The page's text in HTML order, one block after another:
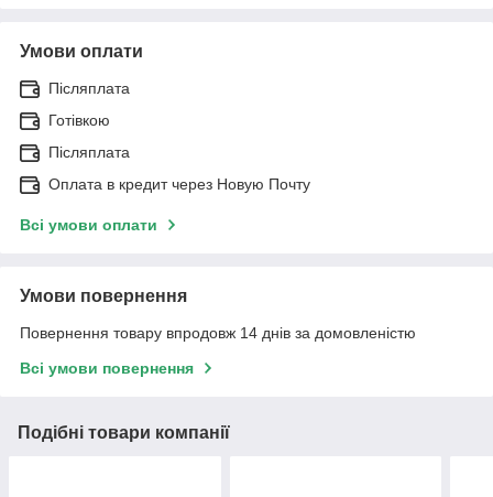
Умови оплати
Післяплата
Готівкою
Післяплата
Оплата в кредит через Новую Почту
Всі умови оплати
Умови повернення
Повернення товару впродовж 14 днів за домовленістю
Всі умови повернення
Подібні товари компанії